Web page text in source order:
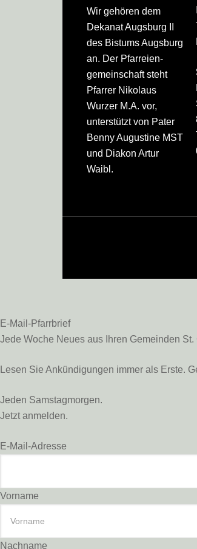
Wir gehören dem
Dekanat Augsburg II
des Bistums Augsburg
an. Der Pfarreien­
gemeinschaft steht
Pfarrer Nikolaus
Wurzer M.A. vor,
unterstützt von Pater
Benny Augustine MST
und Diakon Artur
Waibl.
E-Mail-Pfarrbrief
Jede Woche Neues aus Ihren Gemeinden
Lesen Sie Ankündigungen immer als Erste.
Jeden Samstagmorgen.
Jetzt anmelden.
E-Mail-Adresse
Vorname
Nachname